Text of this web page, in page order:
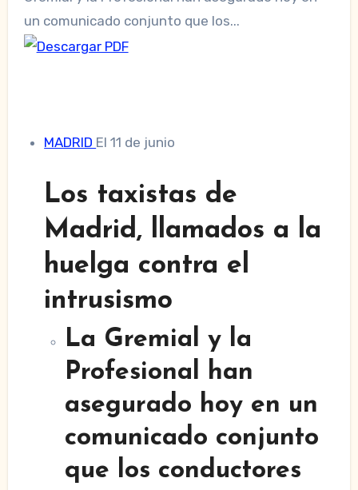
MADRID El 11 de junio
Los taxistas de
Madrid, llamados a la
huelga contra el
intrusismo
La Gremial y la
Profesional han
asegurado hoy en un
comunicado conjunto
que los conductores